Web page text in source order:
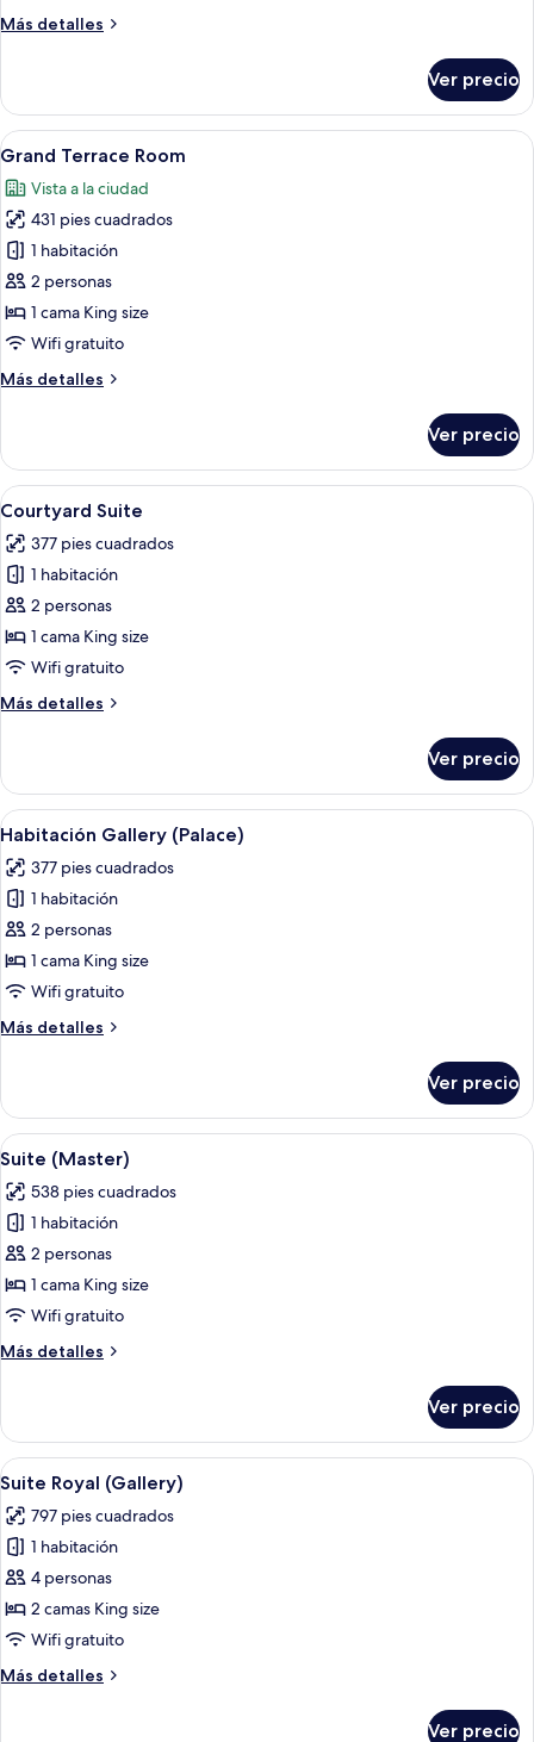
Más detalles
Más
Gallery
Room
Ver precio
Abrir
todas
las
fotos
de
Grand
Terrace
Room
Una habitación de hotel moderna
7
Grand Terrace Room
Vista a la ciudad
431 pies cuadrados
1 habitación
2 personas
1 cama King size
Wifi gratuito
Más detalles
Más
Terrace
Room
Ver precio
Abrir
todas
las
fotos
de
Courtyard
Suite
Un dormitorio con una cama
9
Courtyard Suite
377 pies cuadrados
1 habitación
2 personas
1 cama King size
Wifi gratuito
Más detalles
Más
Suite
Ver precio
Abrir
todas
las
fotos
de
Habitación
Gallery
Una sala de estar moderna con un
8
Habitación Gallery (Palace)
377 pies cuadrados
1 habitación
2 personas
1 cama King size
Wifi gratuito
Más detalles
Más
Gallery
(Palace)
Ver precio
Abrir
todas
las
fotos
de
Suite
(Master)
Un baño moderno con encimera de
6
Suite (Master)
538 pies cuadrados
1 habitación
2 personas
1 cama King size
Wifi gratuito
Más detalles
Más
(Master)
Ver precio
Abrir
todas
las
fotos
de
Suite
Royal
Un dormitorio amplio con una cama
6
Suite Royal (Gallery)
797 pies cuadrados
1 habitación
4 personas
2 camas King size
Wifi gratuito
Más detalles
Más
Ver precio